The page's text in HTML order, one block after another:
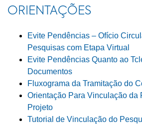
ORIENTAÇÕES
Evite Pendências – Ofício
Pesquisas com Etapa Virtual
Evite Pendências Quanto ao
Documentos
Fluxograma da Tramitação do
Orientação Para Vinculação da
Projeto
Tutorial de Vinculação do